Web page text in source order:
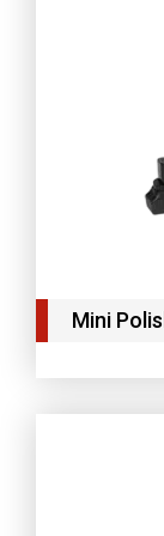
Mini